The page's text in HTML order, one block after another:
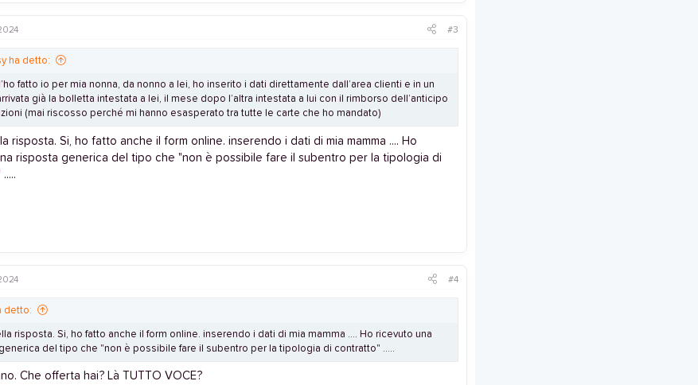
#3
ha detto:
fatto io per mia nonna, da nonno a lei, ho inserito i dati direttamente dall’area clienti e in un
già la bolletta intestata a lei, il mese dopo l’altra intestata a lui con il rimborso dell’anticipo
(mai riscosso perché mi hanno esasperato tra tutte le carte che ho mandato)
risposta. Si, ho fatto anche il form online. inserendo i dati di mia mamma .... Ho
risposta generica del tipo che "non è possibile fare il subentro per la tipologia di
#4
detto:
risposta. Si, ho fatto anche il form online. inserendo i dati di mia mamma .... Ho ricevuto una
del tipo che "non è possibile fare il subentro per la tipologia di contratto" .....
Che offerta hai? Là TUTTO VOCE?